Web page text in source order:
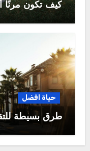
كيف تكون مرنًا
حياة افضل
طرق بسيطة